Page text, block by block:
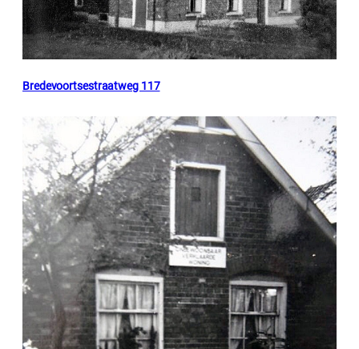
Bredevoortsestraatweg 117